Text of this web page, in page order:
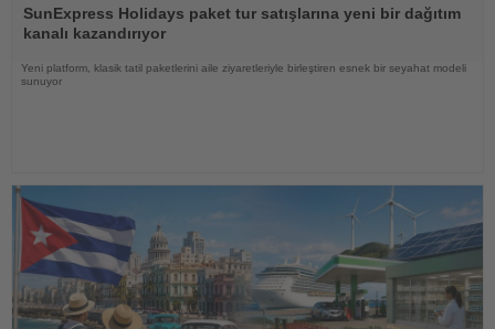
Oku
SunExpress Holidays paket tur satışlarına yeni bir dağıtım
kanalı kazandırıyor
Yeni platform, klasik tatil paketlerini aile ziyaretleriyle birleştiren esnek bir seyahat modeli
sunuyor